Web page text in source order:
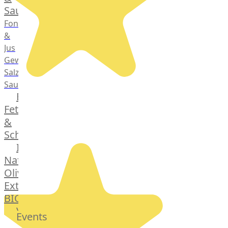
Saucen
Fonds
&
Jus
Gewürze
Salz
Saucen
Butter,
Fett
&
Schmalz
ItalianBar
Natives
Olivenöl
Extra
BIO
Veggie
Hardware
Events